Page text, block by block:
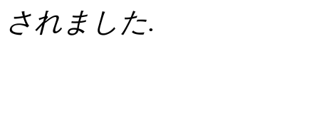
されました.